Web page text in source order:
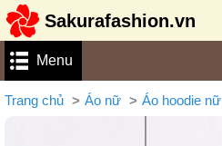
Sakurafashion.vn
Menu
Trang chủ Áo nữ Áo hoodie nữ